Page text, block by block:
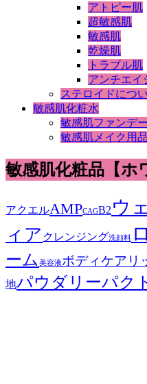
アトピー肌
超敏感肌
敏感肌
乾燥肌
トラブル肌
アンチエイ
ステロイドにつ
敏感肌化粧水
敏感肌ファンデ
敏感肌メイク用品
敏感肌化粧品【ホ
アクエルAMPCAGB2 ウ
ィア クレンジング洗顔料
ーム 美容液ボディケア リ
地パウダリーパク